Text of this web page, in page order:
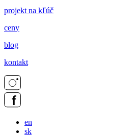
projekt na kľúč
ceny
blog
kontakt
en
sk